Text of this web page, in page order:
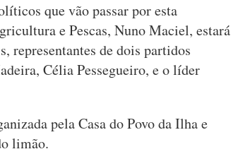
que vão passar por esta
e Pescas, Nuno Maciel, estará
representantes de dois partidos
Célia Pessegueiro, e o líder
pela Casa do Povo da Ilha e
limão.